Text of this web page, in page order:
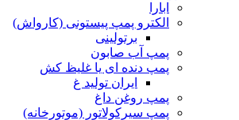
ابارا
الکترو پمپ پیستونی (کارواش)
برتولینی
پمپ آب صابون
پمپ دنده ای یا غلیظ کش
ایران تولید غ
پمپ روغن داغ
پمپ سیرکولاتور (موتورخانه)